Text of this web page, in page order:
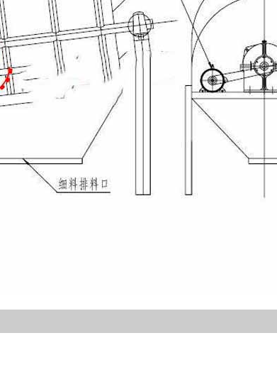
外不允许残留类似安装工具等异物.
类似安装工具等异物.现场处理干净,
等异物.现场处理干净,筛筒内外不
1、定期检查电器设备是否完好无
门检查筛筒你是否有无矿石或其他
行，负责有可能损坏筛网； 3、
有需立即更换，严禁在未更换的
明书，定期给轴承座、减速机加